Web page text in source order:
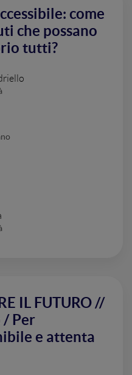
come
che possano
tutti?
IL FUTURO //
/ Per
e attenta